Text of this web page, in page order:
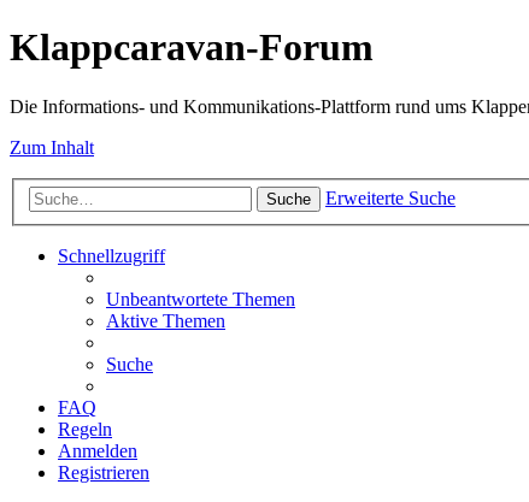
Klappcaravan-Forum
Die Informations- und Kommunikations-Plattform rund ums
Zum Inhalt
Suche Erweiterte Suche
Schnellzugriff
Unbeantwortete Themen
Aktive Themen
Suche
FAQ
Regeln
Anmelden
Registrieren